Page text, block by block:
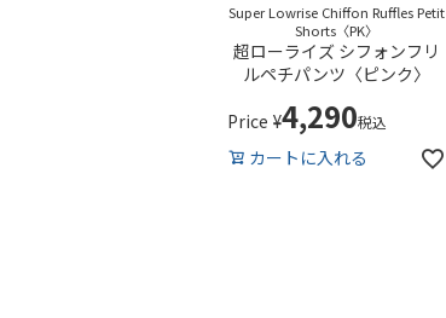
Super Lowrise Chiffon Ruffles Petit
Shorts〈PK〉
超ローライズ シフォンフリ
ルペチパンツ〈ピンク〉
Price ¥4,290税込
カートに入れる